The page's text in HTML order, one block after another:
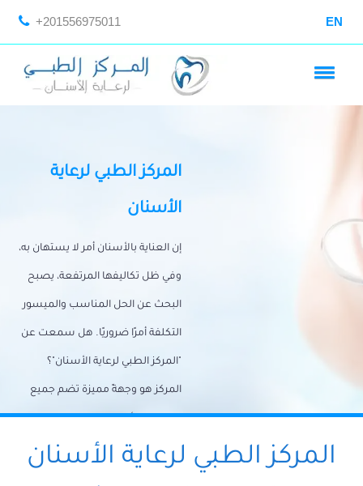
+201556975011 EN
المركز الطبي لرعاية
الأسنان
إن العناية بالأسنان أمر لا يستهان به،
وفي ظل تكاليفها المرتفعة، يصبح
البحث عن الحل المناسب والميسور
التكلفة أمرًا ضروريًا. هل سمعت عن
"المركز الطبي لرعاية الأسنان"؟
المركز هو وجهةً مميزة تضم جميع
احتياجات الأسنان تحت سقف واحد،
وتضمن لك حلاً شاملًا لجميع
المركز الطبي لرعاية الأسنان